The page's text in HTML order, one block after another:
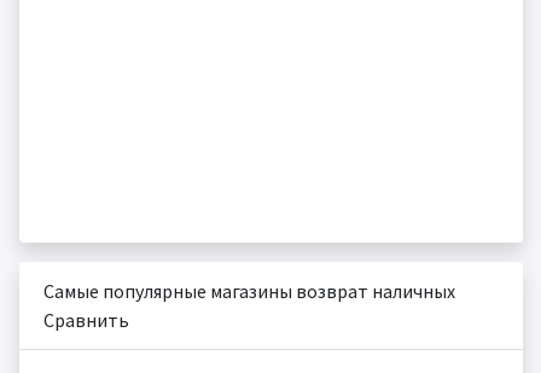
Самые популярные магазины возврат наличных
Сравнить